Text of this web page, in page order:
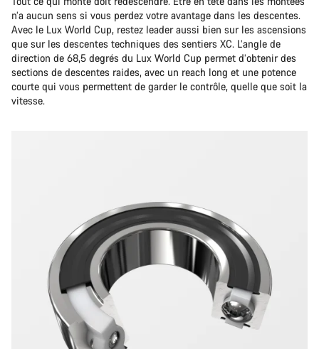
n’a aucun sens si vous perdez votre avantage dans les descentes.
Avec le Lux World Cup, restez leader aussi bien sur les ascensions
que sur les descentes techniques des sentiers XC. L’angle de
direction de 68,5 degrés du Lux World Cup permet d’obtenir des
sections de descentes raides, avec un reach long et une potence
courte qui vous permettent de garder le contrôle, quelle que soit la
vitesse.